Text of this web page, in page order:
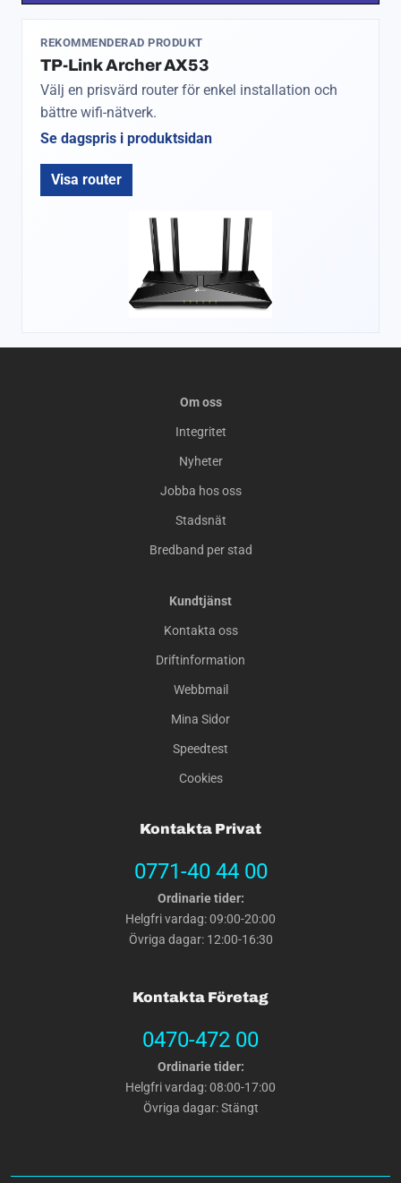
REKOMMENDERAD PRODUKT
TP-Link Archer AX53
Välj en prisvärd router för enkel installation och
bättre wifi-nätverk.
Se dagspris i produktsidan
Visa router
Om oss
Integritet
Nyheter
Jobba hos oss
Stadsnät
Bredband per stad
Kundtjänst
Kontakta oss
Driftinformation
Webbmail
Mina Sidor
Speedtest
Cookies
Kontakta Privat
0771-40 44 00
Ordinarie tider:
Helgfri vardag: 09:00-20:00
Övriga dagar: 12:00-16:30
Kontakta Företag
0470-472 00
Ordinarie tider:
Helgfri vardag: 08:00-17:00
Övriga dagar: Stängt